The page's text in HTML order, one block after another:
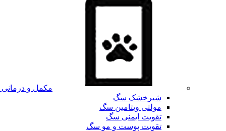
مکمل و
شیرخشک سگ
مولتی ویتامین سگ
تقویت ایمنی سگ
تقویت پوست و مو سگ